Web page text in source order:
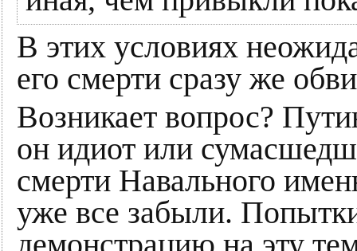
В этих условиях
его смерти сразу же
Возникает вопрос?
он идиот или
смерти Навального
уже все забыли.